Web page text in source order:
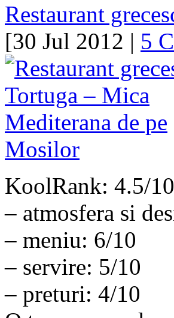
Restaurant
[30 Jul 2012 | 5
KoolRank: 4.5/10
– atmosfera si
– meniu: 6/10
– servire: 5/10
– preturi: 4/10